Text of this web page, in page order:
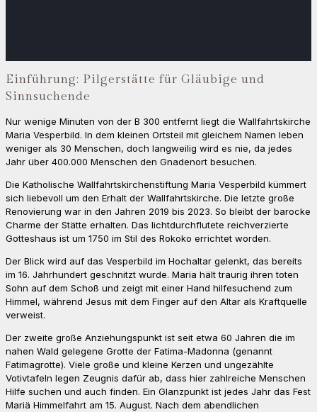
Einführung: Pilgerstätte für Gläubige und
Sinnsuchende
Nur wenige Minuten von der B 300 entfernt liegt die Wallfahrtskirche
Maria Vesperbild. In dem kleinen Ortsteil mit gleichem Namen leben
weniger als 30 Menschen, doch langweilig wird es nie, da jedes
Jahr über 400.000 Menschen den Gnadenort besuchen.
Die Katholische Wallfahrtskirchenstiftung Maria Vesperbild kümmert
sich liebevoll um den Erhalt der Wallfahrtskirche. Die letzte große
Renovierung war in den Jahren 2019 bis 2023. So bleibt der barocke
Charme der Stätte erhalten. Das lichtdurchflutete reichverzierte
Gotteshaus ist um 1750 im Stil des Rokoko errichtet worden.
Der Blick wird auf das Vesperbild im Hochaltar gelenkt, das bereits
im 16. Jahrhundert geschnitzt wurde. Maria hält traurig ihren toten
Sohn auf dem Schoß und zeigt mit einer Hand hilfesuchend zum
Himmel, während Jesus mit dem Finger auf den Altar als Kraftquelle
verweist.
Der zweite große Anziehungspunkt ist seit etwa 60 Jahren die im
nahen Wald gelegene Grotte der Fatima-Madonna (genannt
Fatimagrotte). Viele große und kleine Kerzen und ungezählte
Votivtafeln legen Zeugnis dafür ab, dass hier zahlreiche Menschen
Hilfe suchen und auch finden. Ein Glanzpunkt ist jedes Jahr das Fest
Mariä Himmelfahrt am 15. August. Nach dem abendlichen